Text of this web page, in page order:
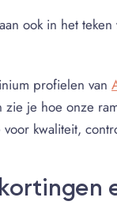
ook in het
profielen van
je hoe onze
kwaliteit,